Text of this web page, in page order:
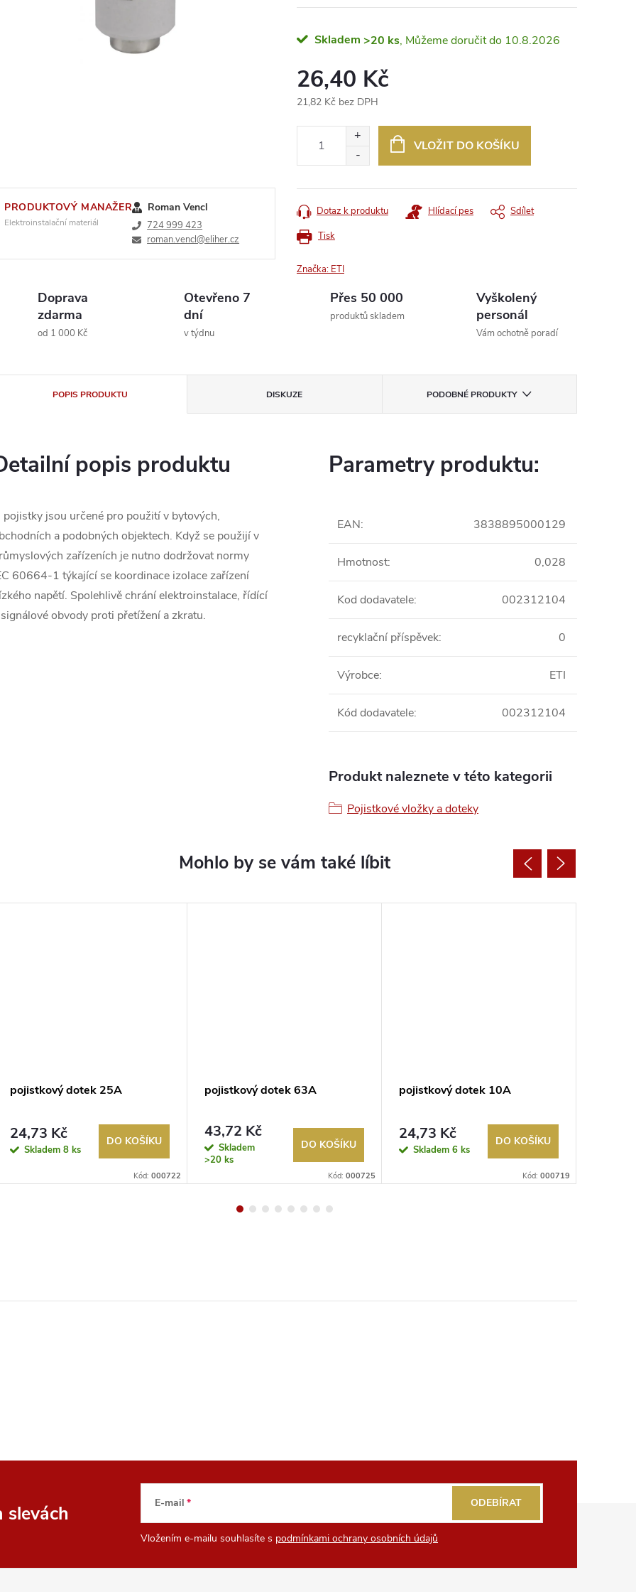
PRODUKTOVÝ MANAŽER
Elektroinstalační materiál
Roman Vencl
724 999 423
roman.vencl@eliher.cz
Skladem >20 ks 10.8.2026
26,40 Kč
21,82 Kč bez DPH
VLOŽIT DO KOŠÍKU
Tisk
Dotaz k produktu Hlídací pes Sdílet
Značka: ETI
Doprava
zdarma
od 1 000 Kč
Otevřeno 7
dní
v týdnu
Přes 50 000
produktů skladem
Vyškolený
personál
Vám ochotně poradí
POPIS PRODUKTU DISKUZE PODOBNÉ PRODUKTY
popis produktu
pojistky jsou určené pro použití v bytových,
a podobných objektech. Když se použijí v
zařízeních je nutno dodržovat normy
60664-1 týkající se koordinace izolace zařízení
napětí. Spolehlivě chrání elektroinstalace, řídící
obvody proti přetížení a zkratu.
Parametry produktu:
EAN: 3838895000129
Hmotnost: 0,028
Kod dodavatele: 002312104
recyklační příspěvek: 0
Výrobce: ETI
Kód dodavatele: 002312104
Produkt naleznete v této kategorii
Pojistkové vložky a doteky
pojistkový dotek 25A
24,73 Kč
Skladem 8 ks
DO KOŠÍKU
Kód: 000722
pojistkový dotek 63A
43,72 Kč
Skladem
>20 ks
DO KOŠÍKU
Kód: 000725
pojistkový dotek 10A
24,73 Kč
Skladem 6 ks
DO KOŠÍKU
Kód: 000719
slevách E-mail
Vložením e-mailu souhlasíte s podmínkami ochrany osobních údajů
ODEBÍRAT